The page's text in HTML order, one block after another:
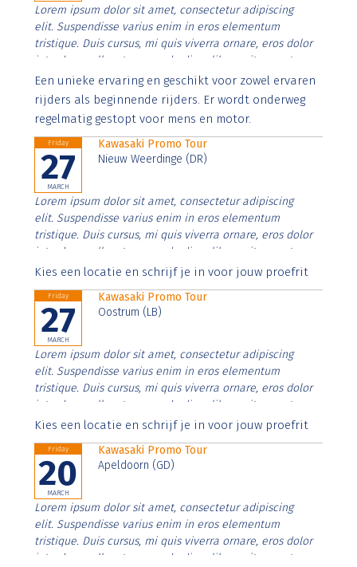
Lorem ipsum dolor sit amet, consectetur adipiscing
elit. Suspendisse varius enim in eros elementum
tristique. Duis cursus, mi quis viverra ornare, eros dolor
interdum nulla, ut commodo diam libero vitae erat.
Aenean faucibus nibh et justo cursus id rutrum lorem
imperdiet. Nunc ut sem vitae risus tristique posuere.
Een unieke ervaring en geschikt voor zowel ervaren
rijders als beginnende rijders. Er wordt onderweg
regelmatig gestopt voor mens en motor.
Friday
27
MARCH
Kawasaki Promo Tour
Nieuw Weerdinge (DR)
Lorem ipsum dolor sit amet, consectetur adipiscing
elit. Suspendisse varius enim in eros elementum
tristique. Duis cursus, mi quis viverra ornare, eros dolor
interdum nulla, ut commodo diam libero vitae erat.
Aenean faucibus nibh et justo cursus id rutrum lorem
Kies een locatie en schrijf je in voor jouw proefrit
Friday
27
MARCH
Kawasaki Promo Tour
Oostrum (LB)
Lorem ipsum dolor sit amet, consectetur adipiscing
elit. Suspendisse varius enim in eros elementum
tristique. Duis cursus, mi quis viverra ornare, eros dolor
interdum nulla, ut commodo diam libero vitae erat.
Aenean faucibus nibh et justo cursus id rutrum lorem
Kies een locatie en schrijf je in voor jouw proefrit
Friday
20
MARCH
Kawasaki Promo Tour
Apeldoorn (GD)
Lorem ipsum dolor sit amet, consectetur adipiscing
elit. Suspendisse varius enim in eros elementum
tristique. Duis cursus, mi quis viverra ornare, eros dolor
interdum nulla, ut commodo diam libero vitae erat.